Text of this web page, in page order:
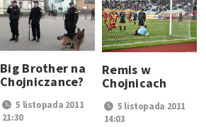
Big Brother na
Chojniczance?
5 listopada 2011
21:30
Remis w
Chojnicach
5 listopada 2011
14:03